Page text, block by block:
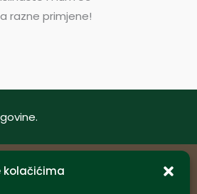
kolačićima
razne primjene!